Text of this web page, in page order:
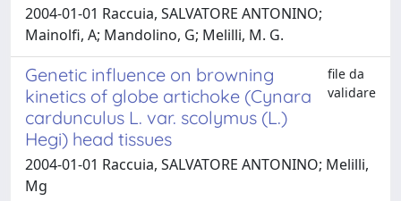
2004-01-01 Raccuia, SALVATORE ANTONINO;
Mainolfi, A; Mandolino, G; Melilli, M. G.
Genetic influence on browning
kinetics of globe artichoke (Cynara
cardunculus L. var. scolymus (L.)
Hegi) head tissues
file da
validare
2004-01-01 Raccuia, SALVATORE ANTONINO; Melilli,
Mg